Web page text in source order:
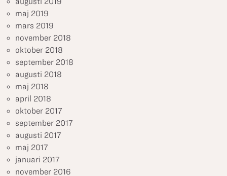
maj 2019
mars 2019
november 2018
oktober 2018
september 2018
augusti 2018
maj 2018
april 2018
oktober 2017
september 2017
augusti 2017
maj 2017
januari 2017
november 2016